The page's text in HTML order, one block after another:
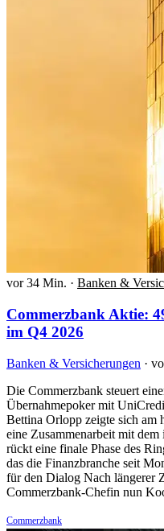
vor 34 Min. · Banken &
Commerzbank Aktie:
im Q4 2026
Banken & Versicherungen ·
Die Commerzbank steuert
Übernahmepoker mit
Bettina Orlopp zeigte sich am
eine Zusammenarbeit mit
rückt eine finale Phase des
das die Finanzbranche seit
für den Dialog Nach längerer
Commerzbank-Chefin nun
Commerzbank